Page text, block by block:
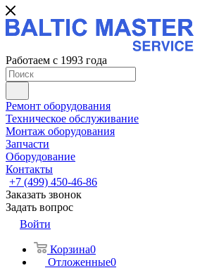
Работаем с 1993 года
Ремонт оборудования
Техническое обслуживание
Монтаж оборудования
Запчасти
Оборудование
Контакты
+7 (499) 450-46-86
Заказать звонок
Задать вопрос
Войти
Корзина0
Отложенные0